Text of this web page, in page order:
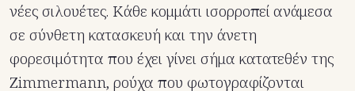
νέες σιλουέτες. Κάθε κομμάτι ισορροπεί ανάμεσα
σε σύνθετη κατασκευή και την άνετη
φορεσιμότητα που έχει γίνει σήμα κατατεθέν της
Zimmermann, ρούχα που φωτογραφίζονται